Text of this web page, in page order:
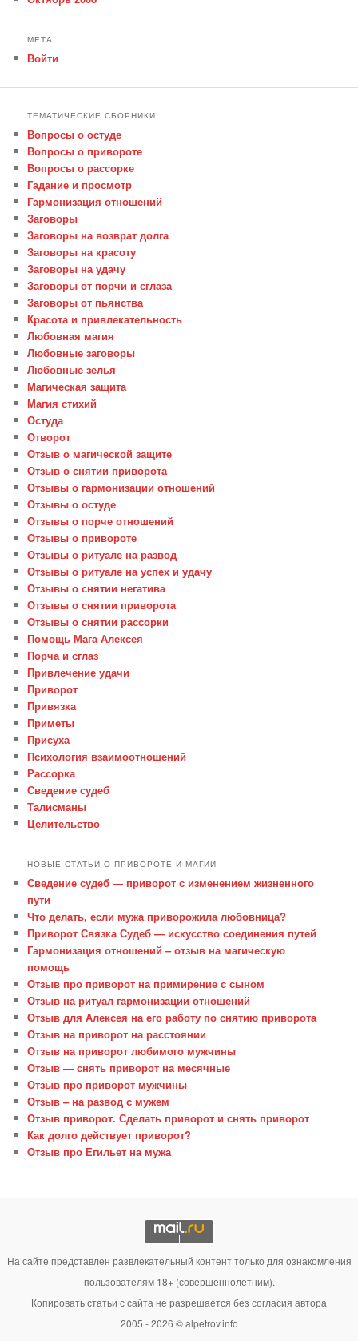
МЕТА
Войти
ТЕМАТИЧЕСКИЕ СБОРНИКИ
Вопросы о остуде
Вопросы о привороте
Вопросы о рассорке
Гадание и просмотр
Гармонизация отношений
Заговоры
Заговоры на возврат долга
Заговоры на красоту
Заговоры на удачу
Заговоры от порчи и сглаза
Заговоры от пьянства
Красота и привлекательность
Любовная магия
Любовные заговоры
Любовные зелья
Магическая защита
Магия стихий
Остуда
Отворот
Отзыв о магической защите
Отзыв о снятии приворота
Отзывы о гармонизации отношений
Отзывы о остуде
Отзывы о порче отношений
Отзывы о привороте
Отзывы о ритуале на развод
Отзывы о ритуале на успех и удачу
Отзывы о снятии негатива
Отзывы о снятии приворота
Отзывы о снятии рассорки
Помощь Мага Алексея
Порча и сглаз
Привлечение удачи
Приворот
Привязка
Приметы
Присуха
Психология взаимоотношений
Рассорка
Сведение судеб
Талисманы
Целительство
НОВЫЕ СТАТЬИ О ПРИВОРОТЕ И МАГИИ
Сведение судеб — приворот с изменением жизненного
пути
Что делать, если мужа приворожила любовница?
Приворот Связка Судеб — искусство соединения путей
Гармонизация отношений – отзыв на магическую
помощь
Отзыв про приворот на примирение с сыном
Отзыв на ритуал гармонизации отношений
Отзыв для Алексея на его работу по снятию приворота
Отзыв на приворот на расстоянии
Отзыв на приворот любимого мужчины
Отзыв — снять приворот на месячные
Отзыв про приворот мужчины
Отзыв – на развод с мужем
Отзыв приворот. Сделать приворот и снять приворот
Как долго действует приворот?
Отзыв про Егильет на мужа
На сайте представлен развлекательный контент только для ознакомления
пользователям 18+ (совершеннолетним).
Копировать статьи с сайта не разрешается без согласия автора
2005 - 2026 © alpetrov.info